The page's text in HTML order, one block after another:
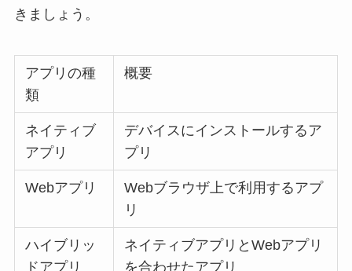
きましょう。
アプリの種
類
概要
ネイティブ
アプリ
デバイスにインストールするア
プリ
Webアプリ
Webブラウザ上で利用するアプ
リ
ハイブリッ
ドアプリ
ネイティブアプリとWebアプリ
を合わせたアプリ